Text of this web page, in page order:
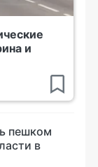
и
пешком
в